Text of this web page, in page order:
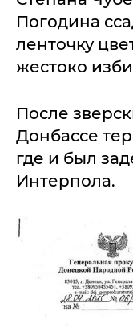
Погодина
ленточку
жестоко
После
Донбассе
где и был
Интерпола.